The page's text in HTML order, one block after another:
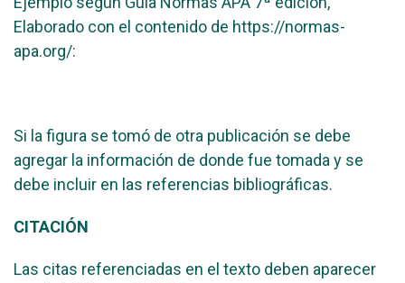
Elaborado con el contenido de https://normas-
apa.org/:
Si la figura se tomó de otra publicación se debe
agregar la información de donde fue tomada y se
debe incluir en las referencias bibliográficas.
CITACIÓN
Las citas referenciadas en el texto deben aparecer